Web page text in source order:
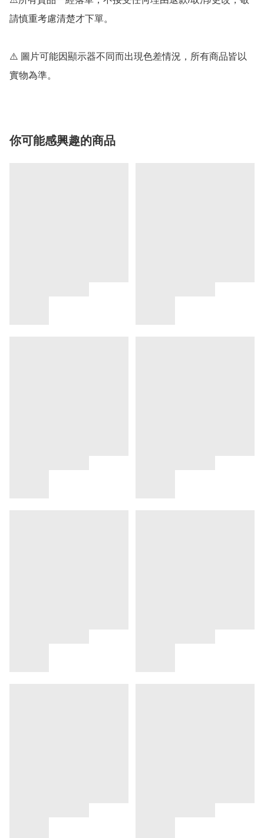
請慎重考慮清楚才下單。
⚠️ 圖片可能因顯示器不同而出現色差情況，所有商品皆以
實物為準。
你可能感興趣的商品